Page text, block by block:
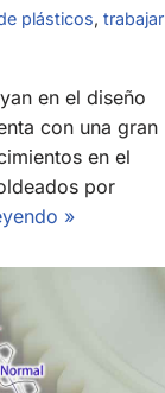
plásticos,trabajar
en el diseño
con una gran
en el
por
»